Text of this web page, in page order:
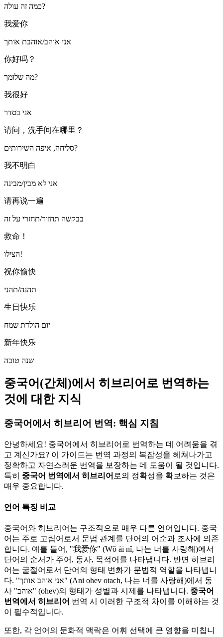
כמה זה עולה?
我爱你
אני אוהב/אוהבת אותך
你好吗？
מה שלומך?
我很好
אני בסדר
请问，洗手间在哪里？
סליחה, איפה השירותים?
我不明白
אני לא מבין/מבינה
请再说一遍
בבקשה תחזור/תחזרי על זה
救命！
הצילו!
祝你愉快
תהנה/תהני
生日快乐
יום הולדת שמח
新年快乐
שנה טובה
중국어(간체)에서 히브리어로 번역하는
것에 대한 지식
중국어에서 히브리어 번역: 핵심 지침
안녕하세요! 중국어에서 히브리어로 번역하는 데 어려움을 겪
고 계신가요? 이 가이드는 번역 과정의 복잡성을 헤쳐나가고
정확하고 자연스러운 번역을 보장하는 데 도움이 될 것입니다.
특히 중국어 번역에서 히브리어 로의 정확성을 확보하는 것은
매우 중요합니다.
언어 특징 비교
중국어와 히브리어는 구조적으로 매우 다른 언어입니다. 중국
어는 주로 고립어로서 문법 관계를 단어의 어순과 조사에 의존
합니다. 예를 들어, "我爱你" (Wǒ ài nǐ, 나는 너를 사랑해)에서
단어의 순서가 주어, 동사, 목적어를 나타냅니다. 반면 히브리
어는 굴절어로서 단어의 형태 변화가 문법적 역할을 나타냅니
다. "אני אוהב אותך" (Ani ohev otach, 나는 너를 사랑해)에서 동
사 "אוהב" (ohev)의 형태가 성별과 시제를 나타냅니다. 중국어
번역에서 히브리어 번역 시 이러한 구조적 차이를 이해하는 것
이 필수적입니다.
또한, 각 언어의 문화적 맥락은 어휘 선택에 큰 영향을 미칩니